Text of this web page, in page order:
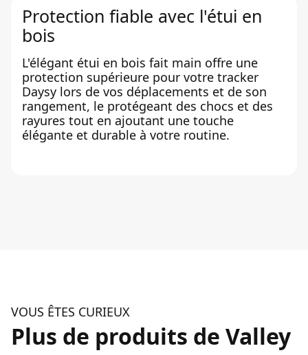
Protection fiable avec l'étui en
bois
L'élégant étui en bois fait main offre une
protection supérieure pour votre tracker
Daysy lors de vos déplacements et de son
rangement, le protégeant des chocs et des
rayures tout en ajoutant une touche
élégante et durable à votre routine.
VOUS ÊTES CURIEUX
Plus de produits de Valley